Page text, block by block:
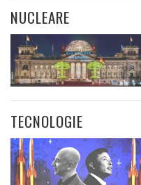
NUCLEARE
TECNOLOGIE